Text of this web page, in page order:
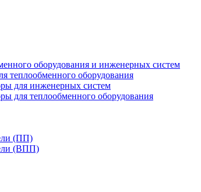
оборудования и инженерных систем
теплообменного оборудования
для инженерных систем
для теплообменного оборудования
(ПП)
(ВПП)